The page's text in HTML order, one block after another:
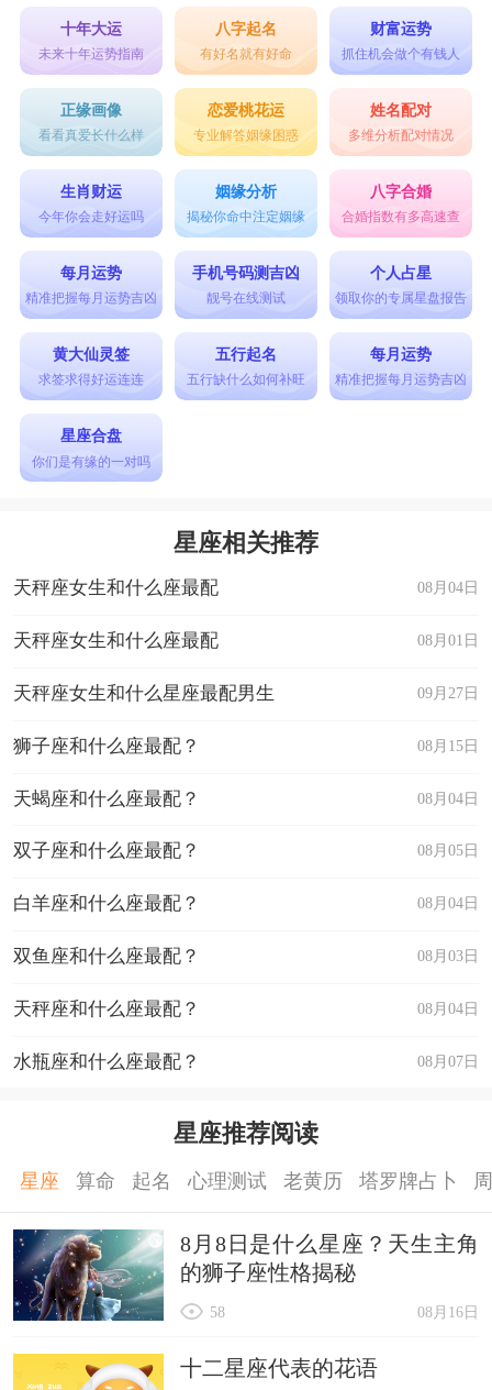
十年大运
未来十年运势指南
八字起名
有好名就有好命
财富运势
抓住机会做个有钱人
正缘画像
看看真爱长什么样
恋爱桃花运
专业解答姻缘困惑
姓名配对
多维分析配对情况
生肖财运
今年你会走好运吗
姻缘分析
揭秘你命中注定姻缘
八字合婚
合婚指数有多高速查
每月运势
精准把握每月运势吉凶
手机号码测吉凶
靓号在线测试
个人占星
领取你的专属星盘报告
黄大仙灵签
求签求得好运连连
五行起名
五行缺什么如何补旺
每月运势
精准把握每月运势吉凶
星座合盘
你们是有缘的一对吗
星座相关推荐
08月04日
天秤座女生和什么座最配
08月01日
天秤座女生和什么座最配
09月27日
天秤座女生和什么星座最配男生
08月15日
狮子座和什么座最配？
08月04日
天蝎座和什么座最配？
08月05日
双子座和什么座最配？
08月04日
白羊座和什么座最配？
08月03日
双鱼座和什么座最配？
08月04日
天秤座和什么座最配？
08月07日
水瓶座和什么座最配？
星座推荐阅读
星座 算命 起名 心理测试 老黄历 塔罗牌占卜
8月8日是什么星座？天生主角
的狮子座性格揭秘
08月16日
58
十二星座代表的花语